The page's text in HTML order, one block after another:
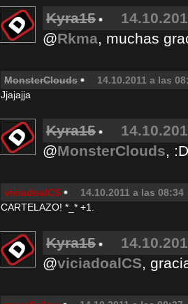
Kyra15
@Rkma, muchas
MonsterClouds
14.10.2011 a las
Jjajajja
Kyra15
@MonsterClouds,
viciadoalCS
14.10.2011 a las 08:34
CARTELAZO! *_* +1.
Kyra15
@viciadoalCS,